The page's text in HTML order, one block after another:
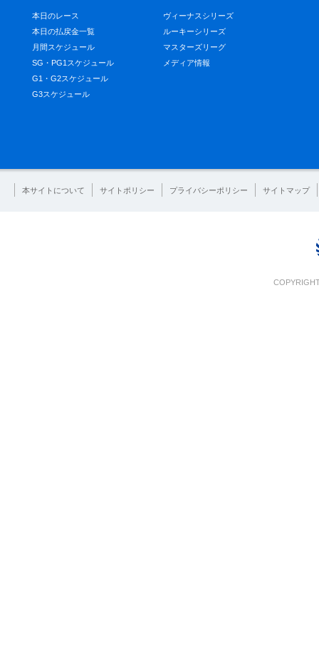
本日のレース
本日の払戻金一覧
月間スケジュール
SG・PG1スケジュール
G1・G2スケジュール
G3スケジュール
ヴィーナスシリーズ
ルーキーシリーズ
マスターズリーグ
メディア情報
本サイトについて サイトポリシー プライバシーポリシー サイトマップ